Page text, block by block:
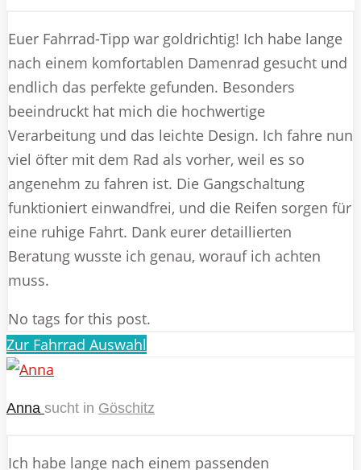
Euer Fahrrad-Tipp war goldrichtig! Ich habe lange
nach einem komfortablen Damenrad gesucht und
endlich das perfekte gefunden. Besonders
beeindruckt hat mich die hochwertige
Verarbeitung und das leichte Design. Ich fahre nun
viel öfter mit dem Rad als vorher, weil es so
angenehm zu fahren ist. Die Gangschaltung
funktioniert einwandfrei, und die Reifen sorgen für
eine ruhige Fahrt. Dank eurer detaillierten
Beratung wusste ich genau, worauf ich achten
muss.
No tags for this post.
Zur Fahrrad Auswahl
Anna sucht in Göschitz
Ich habe lange nach einem passenden